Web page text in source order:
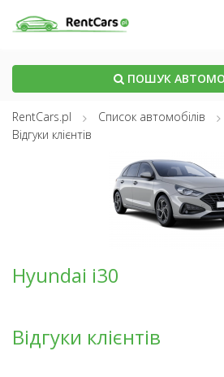
ПОШУК
RentCars.pl Список автомобілів
Відгуки клієнтів
Hyundai i30
Відгуки клієнтів